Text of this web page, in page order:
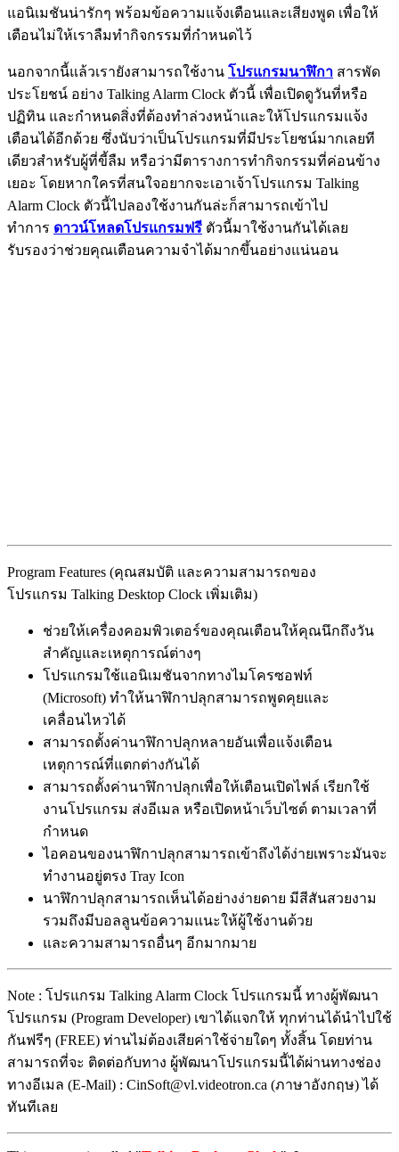
แอนิเมชันน่ารักๆ พร้อมข้อความแจ้งเตือนและเสียงพูด เพื่อให้
เตือนไม่ให้เราลืมทำกิจกรรมที่กำหนดไว้
นอกจากนี้แล้วเรายังสามารถใช้งาน โปรแกรมนาฬิกา สารพัด
ประโยชน์ อย่าง Talking Alarm Clock ตัวนี้ เพื่อเปิดดูวันที่หรือ
ปฏิทิน และกำหนดสิ่งที่ต้องทำล่วงหน้าและให้โปรแกรมแจ้ง
เตือนได้อีกด้วย ซึ่งนับว่าเป็นโปรแกรมที่มีประโยชน์มากเลยที
เดียวสำหรับผู้ที่ขี้ลืม หรือว่ามีตารางการทำกิจกรรมที่ค่อนข้าง
เยอะ โดยหากใครที่สนใจอยากจะเอาเจ้าโปรแกรม Talking
Alarm Clock ตัวนี้ไปลองใช้งานกันล่ะก็สามารถเข้าไป
ทำการ ดาวน์โหลดโปรแกรมฟรี ตัวนี้มาใช้งานกันได้เลย
รับรองว่าช่วยคุณเตือนความจำได้มากขึ้นอย่างแน่นอน
Program Features (คุณสมบัติ และความสามารถของ
โปรแกรม Talking Desktop Clock เพิ่มเติม)
ช่วยให้เครื่องคอมพิวเตอร์ของคุณเตือนให้คุณนึกถึงวัน
สำคัญและเหตุการณ์ต่างๆ
โปรแกรมใช้แอนิเมชันจากทางไมโครซอฟท์
(Microsoft) ทำให้นาฬิกาปลุกสามารถพูดคุยและ
เคลื่อนไหวได้
สามารถตั้งค่านาฬิกาปลุกหลายอันเพื่อแจ้งเตือน
เหตุการณ์ที่แตกต่างกันได้
สามารถตั้งค่านาฬิกาปลุกเพื่อให้เตือนเปิดไฟล์ เรียกใช้
งานโปรแกรม ส่งอีเมล หรือเปิดหน้าเว็บไซต์ ตามเวลาที่
กำหนด
ไอคอนของนาฬิกาปลุกสามารถเข้าถึงได้ง่ายเพราะมันจะ
ทำงานอยู่ตรง Tray Icon
นาฬิกาปลุกสามารถเห็นได้อย่างง่ายดาย มีสีสันสวยงาม
รวมถึงมีบอลลูนข้อความแนะให้ผู้ใช้งานด้วย
และความสามารถอื่นๆ อีกมากมาย
Note : โปรแกรม Talking Alarm Clock โปรแกรมนี้ ทางผู้พัฒนา
โปรแกรม (Program Developer) เขาได้แจกให้ ทุกท่านได้นำไปใช้
กันฟรีๆ (FREE) ท่านไม่ต้องเสียค่าใช้จ่ายใดๆ ทั้งสิ้น โดยท่าน
สามารถที่จะ ติดต่อกับทาง ผู้พัฒนาโปรแกรมนี้ได้ผ่านทางช่อง
ทางอีเมล (E-Mail) : CinSoft@vl.videotron.ca (ภาษาอังกฤษ) ได้
ทันทีเลย